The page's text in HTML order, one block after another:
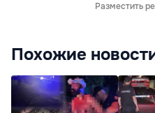
Разместить
Похожие